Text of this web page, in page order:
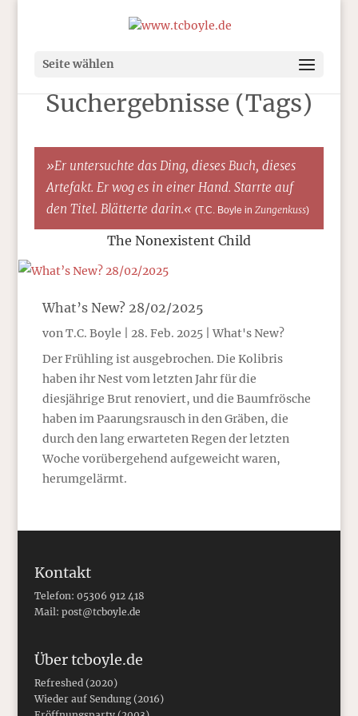
Seite wählen
Suchergebnisse (Tags)
»Er untersuchte das Ding, dieses Buch, dieses
Artefakt. Er wog es in einer Hand. Starrte auf
den Titel. Blätterte darin.« (T.C. Boyle in Zungenkuss)
The Nonexistent Child
What’s New? 28/02/2025
vonT.C. Boyle 28. Feb. 2025|What's New?
Der Frühling ist ausgebrochen. Die Kolibris
haben ihr Nest vom letzten Jahr für die
diesjährige Brut renoviert, und die Baumfrösche
haben im Paarungsrausch in den Gräben, die
durch den lang erwarteten Regen der letzten
Woche vorübergehend aufgeweicht waren,
herumgelärmt.
Kontakt
Telefon: 05306 912 418
Mail: post@tcboyle.de
Über tcboyle.de
Refreshed (2020)
Wieder auf Sendung (2016)